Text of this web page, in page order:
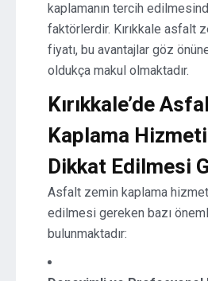
kaplamanın tercih
faktörlerdir. Kırıkkale asfalt
fiyatı, bu avantajlar göz önüne
oldukça makul olmaktadır.
Kırıkkale’de
Kaplama Hizmeti
Dikkat Edilmesi
Asfalt zemin kaplama
edilmesi gereken bazı
bulunmaktadır: